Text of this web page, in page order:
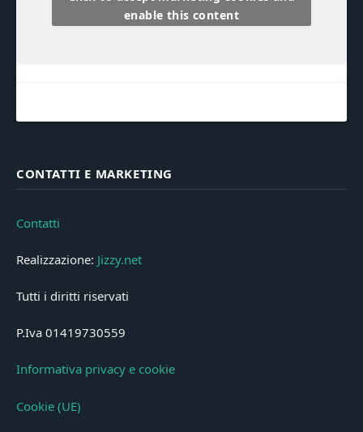
enable this content
CONTATTI E MARKETING
Contatti
Realizzazione: Jizzy.net
Tutti i diritti riservati
P.Iva 01419730559
Informativa privacy e cookie
Cookie (UE)